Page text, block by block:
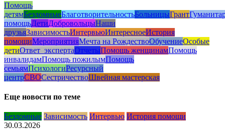
Помощь
детямБездомныеБлаготворительностьБольницыГрант
помощьДетиДобровольцыНаши
друзьяЗависимостьИнтервьюИнтересноеИстория
помощиМероприятияМечта на РождествоОбучениеОсобые
детиОтвет_экспертаОтчетыПомощь женщинамПомощь
инвалидамПомощь пожилымПомощь
семьямПсихологиРесурсный
центрСВОСестричествоШвейная мастерская
Еще новости по теме
Бездомные Зависимость Интервью История помощи
30.03.2026